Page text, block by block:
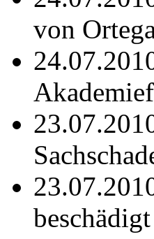
von
beschädigt